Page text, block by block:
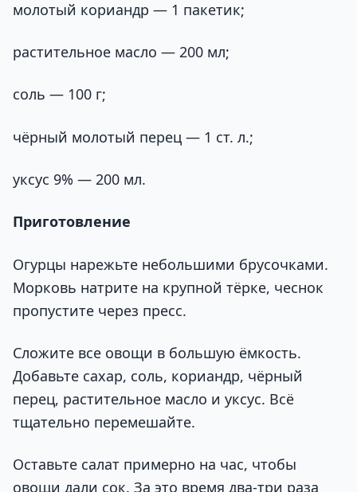
молотый кориандр — 1 пакетик;
растительное масло — 200 мл;
соль — 100 г;
чёрный молотый перец — 1 ст. л.;
уксус 9% — 200 мл.
Приготовление
Огурцы нарежьте небольшими брусочками.
Морковь натрите на крупной тёрке, чеснок
пропустите через пресс.
Сложите все овощи в большую ёмкость.
Добавьте сахар, соль, кориандр, чёрный
перец, растительное масло и уксус. Всё
тщательно перемешайте.
Оставьте салат примерно на час, чтобы
овощи дали сок. За это время два-три раза